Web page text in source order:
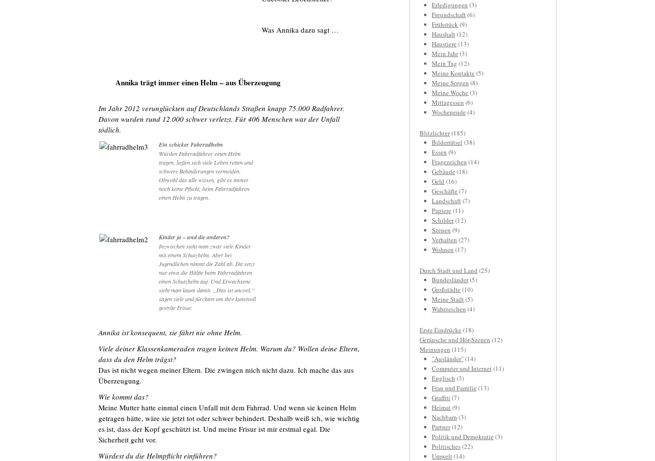
Was Annika dazu sagt …
Annika trägt immer einen Helm – aus Überzeugung
Im Jahr 2012 verunglückten auf Deutschlands Straßen knapp 75.000 Radfahrer.
Davon wurden rund 12.000 schwer verletzt. Für 406 Menschen war der Unfall
tödlich.
Ein schicker Fahrradhelm
Würden Fahrradfahrer einen Helm
tragen, ließen sich viele Leben retten und
schwere Behinderungen vermeiden.
Obwohl das alle wissen, gibt es immer
noch keine Pflicht, beim Fahrradfahren
einen Helm zu tragen.
Kinder ja – und die anderen?
Inzwischen sieht man zwar viele Kinder
mit einem Schutzhelm. Aber bei
Jugendlichen nimmt die Zahl ab. Da setzt
nur etwa die Hälfte beim Fahrradfahren
einen Schutzhelm auf. Und Erwachsene
sieht man kaum damit. „Das ist uncool,“
sagen viele und fürchten um ihre kunstvoll
gestylte Frisur.
Annika ist konsequent, sie fährt nie ohne Helm.
Viele deiner Klassenkameraden tragen keinen Helm. Warum du? Wollen deine Eltern,
dass du den Helm trägst?
Das ist nicht wegen meiner Eltern. Die zwingen mich nicht dazu. Ich mache das aus
Überzeugung.
Wie kommt das?
Meine Mutter hatte einmal einen Unfall mit dem Fahrrad. Und wenn sie keinen Helm
getragen hätte, wäre sie jetzt tot oder schwer behindert. Deshalb weiß ich, wie wichtig
es ist, dass der Kopf geschützt ist. Und meine Frisur ist mir erstmal egal. Die
Sicherheit geht vor.
Würdest du die Helmpflicht einführen?
Erledigungen (3)
Freundschaft(6)
Frühstück(9)
Haushalt(12)
Haustiere (13)
Mein Jahr(3)
Mein Tag (12)
Meine Kontakte (5)
Meine Sorgen (8)
Meine Woche (3)
Mittagessen (6)
Wochenende (4)
Blitzlichter(185)
Bilderrätsel (38)
Essen (9)
Fragezeichen (14)
Gebäude (18)
Geld (16)
Geschäfte (7)
Landschaft(7)
Papiere (11)
Schilder(12)
Szenen (9)
Verhalten (27)
Wohnen (17)
Durch Stadt und Land (25)
Bundesländer(5)
Großstädte (10)
Meine Stadt(5)
Wahrzeichen (4)
Erste Eindrücke (18)
Geräusche und Hör-Szenen (12)
Meinungen (115)
"Ausländer"(14)
Computer und Internet(11)
Englisch (3)
Frau und Familie (13)
Graffiti (7)
Heimat(9)
Nachbarn (3)
Partner(12)
Politik und Demokratie (3)
Politisches(22)
Umwelt(14)